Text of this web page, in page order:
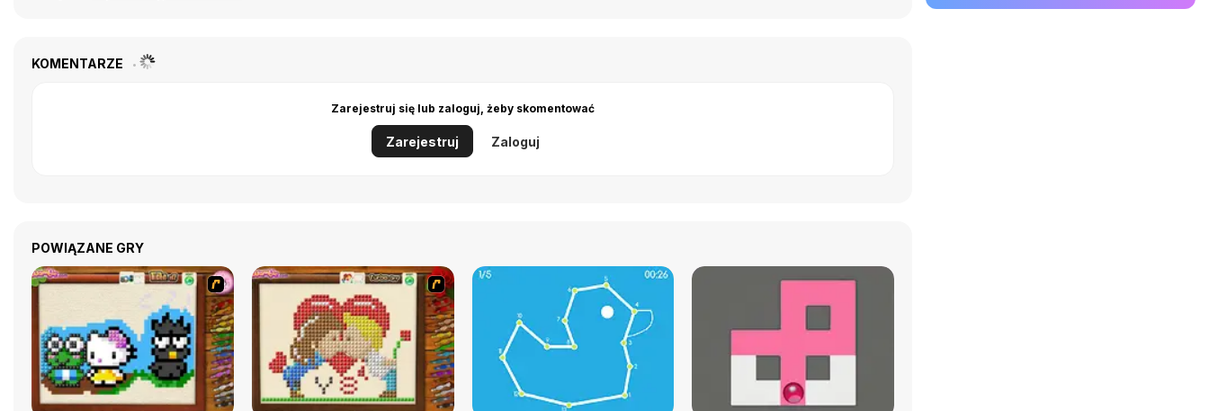
KOMENTARZE
Zarejestruj się lub zaloguj, żeby skomentować
Zarejestruj Zaloguj
POWIĄZANE GRY